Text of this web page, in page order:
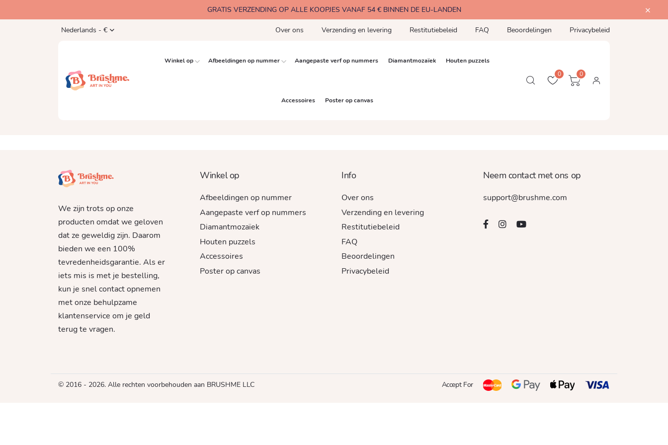
GRATIS VERZENDING OP ALLE KOOPJES VANAF 54 € BINNEN DE EU-LANDEN
Nederlands - € Over ons Verzending en levering Restitutiebeleid FAQ Beoordelingen Privacybeleid
Winkel op Afbeeldingen op nummer Aangepaste verf op nummers Diamantmozaïek Houten puzzels
Accessoires Poster op canvas
0 0
We zijn trots op onze
producten omdat we geloven
dat ze geweldig zijn. Daarom
bieden we een 100%
tevredenheidsgarantie. Als er
iets mis is met je bestelling,
kun je snel contact opnemen
met onze behulpzame
klantenservice om je geld
terug te vragen.
Winkel op
Afbeeldingen op nummer
Aangepaste verf op nummers
Diamantmozaïek
Houten puzzels
Accessoires
Poster op canvas
Info
Over ons
Verzending en levering
Restitutiebeleid
FAQ
Beoordelingen
Privacybeleid
Neem contact met ons op
support@brushme.com
© 2016 - 2026. Alle rechten voorbehouden aan BRUSHME LLC Accept For